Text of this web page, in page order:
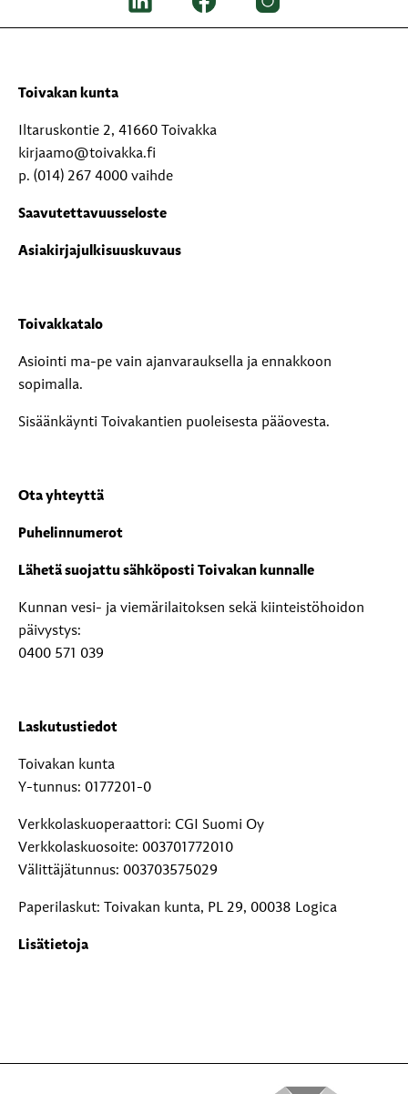
Toivakan kunta
Iltaruskontie 2, 41660 Toivakka
kirjaamo@toivakka.fi
p. (014) 267 4000 vaihde
Saavutettavuusseloste
Asiakirjajulkisuuskuvaus
Toivakkatalo
Asiointi ma-pe vain ajanvarauksella ja ennakkoon
sopimalla.
Sisäänkäynti Toivakantien puoleisesta pääovesta.
Ota yhteyttä
Puhelinnumerot
Lähetä suojattu sähköposti Toivakan kunnalle
Kunnan vesi- ja viemärilaitoksen sekä kiinteistöhoidon
päivystys:
0400 571 039
Laskutustiedot
Toivakan kunta
Y-tunnus: 0177201-0
Verkkolaskuoperaattori: CGI Suomi Oy
Verkkolaskuosoite: 003701772010
Välittäjätunnus: 003703575029
Paperilaskut: Toivakan kunta, PL 29, 00038 Logica
Lisätietoja